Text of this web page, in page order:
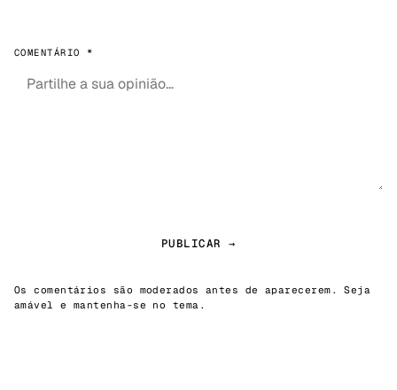
COMENTÁRIO *
PUBLICAR →
Os comentários são moderados antes de aparecerem. Seja
amável e mantenha-se no tema.